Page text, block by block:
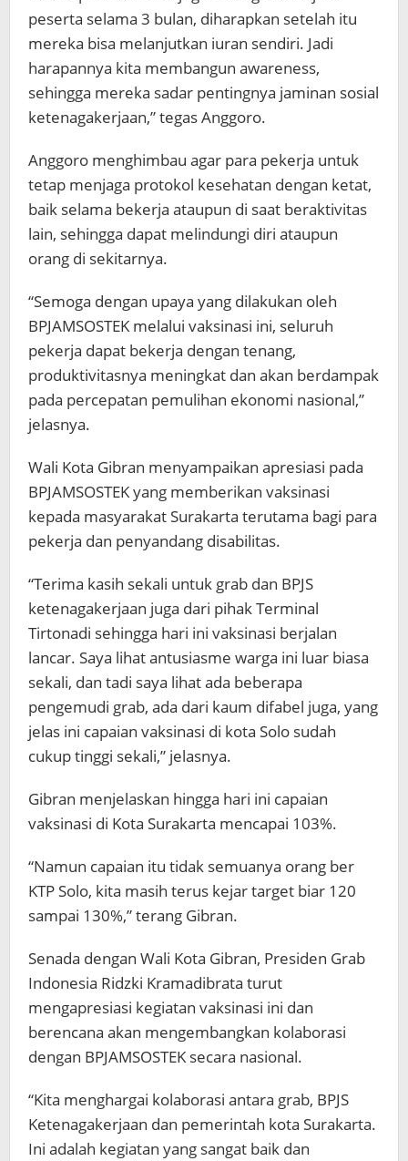
peserta selama 3 bulan, diharapkan setelah itu
mereka bisa melanjutkan iuran sendiri. Jadi
harapannya kita membangun awareness,
sehingga mereka sadar pentingnya jaminan sosial
ketenagakerjaan,” tegas Anggoro.
Anggoro menghimbau agar para pekerja untuk
tetap menjaga protokol kesehatan dengan ketat,
baik selama bekerja ataupun di saat beraktivitas
lain, sehingga dapat melindungi diri ataupun
orang di sekitarnya.
“Semoga dengan upaya yang dilakukan oleh
BPJAMSOSTEK melalui vaksinasi ini, seluruh
pekerja dapat bekerja dengan tenang,
produktivitasnya meningkat dan akan berdampak
pada percepatan pemulihan ekonomi nasional,”
jelasnya.
Wali Kota Gibran menyampaikan apresiasi pada
BPJAMSOSTEK yang memberikan vaksinasi
kepada masyarakat Surakarta terutama bagi para
pekerja dan penyandang disabilitas.
“Terima kasih sekali untuk grab dan BPJS
ketenagakerjaan juga dari pihak Terminal
Tirtonadi sehingga hari ini vaksinasi berjalan
lancar. Saya lihat antusiasme warga ini luar biasa
sekali, dan tadi saya lihat ada beberapa
pengemudi grab, ada dari kaum difabel juga, yang
jelas ini capaian vaksinasi di kota Solo sudah
cukup tinggi sekali,” jelasnya.
Gibran menjelaskan hingga hari ini capaian
vaksinasi di Kota Surakarta mencapai 103%.
“Namun capaian itu tidak semuanya orang ber
KTP Solo, kita masih terus kejar target biar 120
sampai 130%,” terang Gibran.
Senada dengan Wali Kota Gibran, Presiden Grab
Indonesia Ridzki Kramadibrata turut
mengapresiasi kegiatan vaksinasi ini dan
berencana akan mengembangkan kolaborasi
dengan BPJAMSOSTEK secara nasional.
“Kita menghargai kolaborasi antara grab, BPJS
Ketenagakerjaan dan pemerintah kota Surakarta.
Ini adalah kegiatan yang sangat baik dan